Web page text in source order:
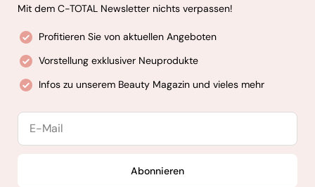
Mit dem C-TOTAL Newsletter nichts verpassen!
Profitieren Sie von aktuellen Angeboten
Vorstellung exklusiver Neuprodukte
Infos zu unserem Beauty Magazin und vieles mehr
E-
Abonnieren